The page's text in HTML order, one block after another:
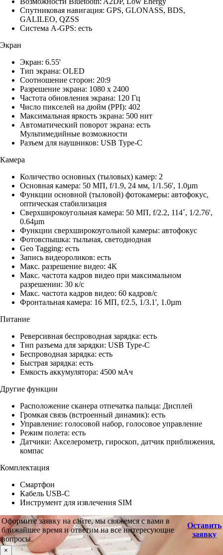
Спутниковая навигация: GPS, GLONASS, BDS,
GALILEO, QZSS
Система A-GPS: есть
Экран
Экран: 6.55'
Тип экрана: OLED
Соотношение сторон: 20:9
Разрешение экрана: 1080 x 2400
Частота обновления экрана: 120 Гц
Число пикселей на дюйм (PPI): 402
Максимальная яркость экрана: 500 нит
Автоматический поворот экрана: есть
Мультимедийные возможности
Разъем для наушников: USB Type-C
Камера
Количество основных (тыловых) камер: 2
Основная камера: 50 МП, f/1.9, 24 мм, 1/1.56', 1.0µm
Функции основной (тыловой) фотокамеры: автофокус,
оптическая стабилизация
Сверхширокоугольная камера: 50 МП, f/2.2, 114˚, 1/2.76',
0.64µm
Функции сверхширокоугольной камеры: автофокус
Фотовспышка: тыльная, светодиодная
Geo Tagging: есть
Запись видеороликов: есть
Макс. разрешение видео: 4К
Макс. частота кадров видео при максимальном
разрешении: 30 к/с
Макс. частота кадров видео: 60 кадров/с
Фронтальная камера: 16 МП, f/2.5, 1/3.1', 1.0µm
Питание
Реверсивная беспроводная зарядка: есть
Тип разъема для зарядки: USB Type-C
Беспроводная зарядка: есть
Быстрая зарядка: есть
Емкость аккумулятора: 4500 мАч
Другие функции
Расположение сканера отпечатка пальца: Дисплей
Громкая связь (встроенный динамик): есть
Управление: голосовой набор, голосовое управление
Режим полета: есть
Датчики: Акселерометр, гироскоп, датчик приближения,
компас
Комплектация
Смартфон
Кабель USB-C
Инструмент для извлечения SIM
Оформите заявку на сайте, мы свяжемся с вами в
ближайшее время и ответим на все интересующие
вопросы.
Оставить
заявку
×